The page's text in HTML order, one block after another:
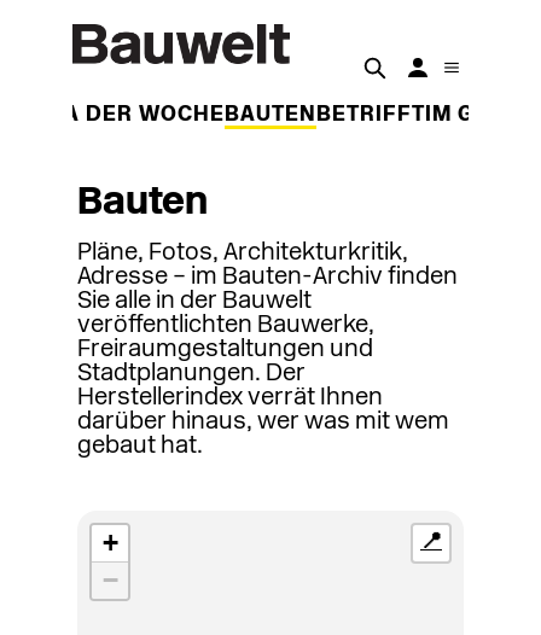
THEMA DER WOCHE BAUTEN BETRIFFT IM
Bauten
Pläne, Fotos, Architekturkritik,
Adresse – im Bauten-Archiv finden
Sie alle in der Bauwelt
veröffentlichten Bauwerke,
Freiraumgestaltungen und
Stadtplanungen. Der
Herstellerindex verrät Ihnen
darüber hinaus, wer was mit wem
gebaut hat.
+
−
📍